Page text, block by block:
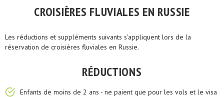
CROISIÈRES FLUVIALES EN RUSSIE
Les réductions et suppléments suivants s'appliquent lors de la
réservation de croisières fluviales en Russie.
RÉDUCTIONS
Enfants de moins de 2 ans - ne paient que pour les vols et le visa